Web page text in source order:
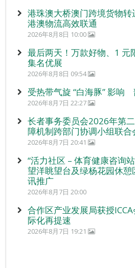
港珠澳大桥澳门跨境货物转
港澳物流高效联通
2026年8月8日 10:00
最后两天！万款好物、1 元
集名优展
2026年8月8日 09:54
受热带气旋 “白海豚” 影响
2026年8月7日 22:27
长者事务委员会2026年第
障机制跨部门协调小组联合
2026年8月7日 20:41
“活力社区 – 体育健康咨询
望洋眺望台及绿杨花园休
讯推广
2026年8月7日 20:00
合作区产业发展局获授
际化再提速
2026年8月7日 19:21